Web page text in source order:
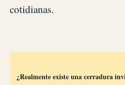
cotidianas.
¿Realmente existe una cerradura